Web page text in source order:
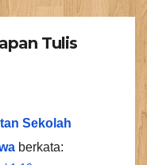
Tulis
Sekolah
berkata: